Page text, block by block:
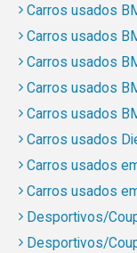
Carros usados
Carros usados
Carros usados
Carros usados
Carros usados
Carros usados
Carros usados
Carros usados
Desportivos/
Desportivos/